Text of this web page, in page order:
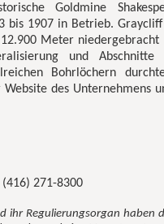
Goldmine
bis 1907 in Betrieb.
Meter niedergebracht
und Abschnitte
Bohrlöchern
des Unternehmens
271-8300
ihr Regulierungsorgan haben